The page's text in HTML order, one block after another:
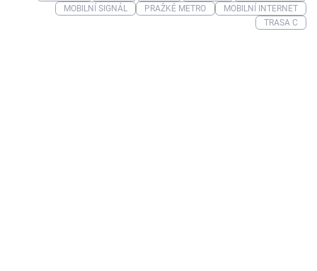
MOBILNÍ SIGNÁL PRAŽKÉ METRO
MOBILNÍ INTERNET
TRASA C